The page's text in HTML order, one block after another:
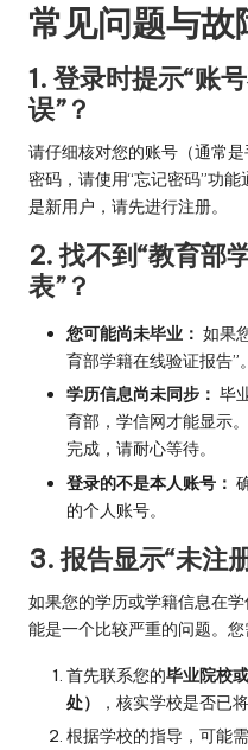
常见问题与故
1. 登录时提示“账
误”？
请仔细核对您的账号（通常
密码，请使用“忘记密码”功
是新用户，请先进行注册。
2. 找不到“教育部
表”？
您可能尚未毕业： 如果
育部学籍在线验证报告”。
学历信息尚未同步： 毕
育部，学信网才能显示
完成，请耐心等待。
登录的不是本人账号：
的个人账号。
3. 报告显示“未注
如果您的学历或学籍信息在
能是一个比较严重的问题。您
首先联系您的毕业院校
处）
，核实学校是否已
根据学校的指导，可能